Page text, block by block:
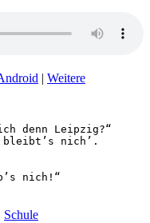
| Weitere
denn Leipzig?“
bleibt’s nich’.
nich!“
Schule